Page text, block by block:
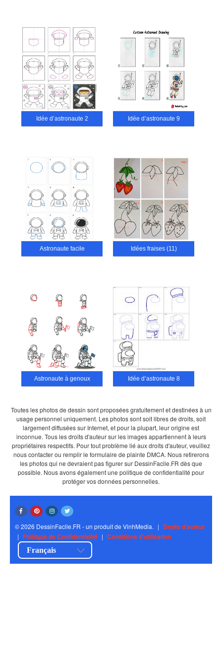
Idée d’astronaute 2 Idée d’astronaute 9
Astronaute facile Idées fraises (11)
Astronaute à genoux Idée d’astronaute 8
Toutes les photos de dessin sont proposées gratuitement et destinées à un
usage personnel uniquement. Les photos sont soit libres de droits, soit
largement diffusées sur Internet, et pour la plupart, leur origine est
inconnue. Tous les droits d'auteur sur les images appartiennent à leurs
propriétaires respectifs. Pour tout problème lié aux droits d'auteur, veuillez
nous contacter ou remplir le formulaire de plainte DMCA. Nous retirerons
les photos qui ne devraient pas figurer sur DessinFacile.FR dès que
possible. Nous avons également une politique de confidentialité pour
protéger vos données personnelles.
© 2026 DessinFacile.FR - un produit de VinhMedia. | Droits d'auteur
| Politique de Confidentialité | Conditions d'utilisation
Français